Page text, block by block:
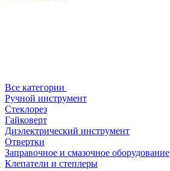
Все категории
Ручной инструмент
Стеклорез
Гайковерт
Диэлектрический инструмент
Отвертки
Заправочное и смазочное оборудование
Клепатели и степлеры